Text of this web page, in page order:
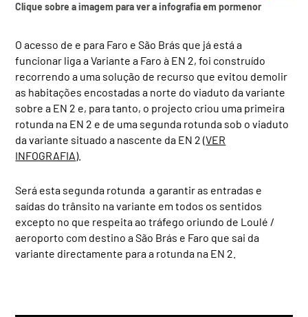
Clique sobre a imagem para ver a infografia em pormenor
O acesso de e para Faro e São Brás que já está a
funcionar liga a Variante a Faro à EN 2, foi construído
recorrendo a uma solução de recurso que evitou demolir
as habitações encostadas a norte do viaduto da variante
sobre a EN 2 e, para tanto, o projecto criou uma primeira
rotunda na EN 2 e de uma segunda rotunda sob o viaduto
da variante situado a nascente da EN 2 (VER
INFOGRAFIA).
Será esta segunda rotunda a garantir as entradas e
saídas do trânsito na variante em todos os sentidos
excepto no que respeita ao tráfego oriundo de Loulé /
aeroporto com destino a São Brás e Faro que sai da
variante directamente para a rotunda na EN 2.